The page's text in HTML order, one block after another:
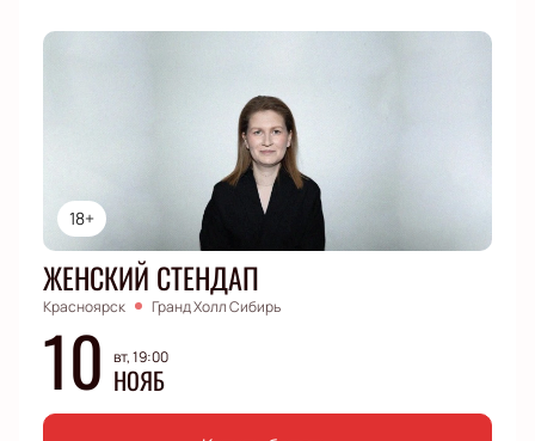
18+
ЖЕНСКИЙ СТЕНДАП
Красноярск Гранд Холл Сибирь
10 вт, 19:00
НОЯБ